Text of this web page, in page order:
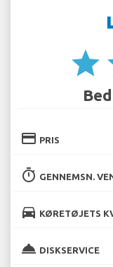
star
credit_card PRIS
timer GENNEMSN.
directions_car KØRETØJETS
room_service DISKSERVICE